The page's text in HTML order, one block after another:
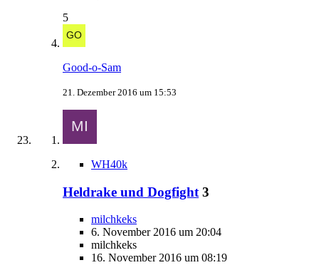
5
Good-o-Sam
21. Dezember 2016 um 15:53
WH40k
Heldrake und Dogfight 3
milchkeks
6. November 2016 um 20:04
milchkeks
16. November 2016 um 08:19